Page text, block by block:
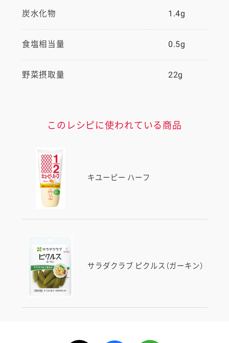
炭水化物 1.4g
食塩相当量 0.5g
野菜摂取量 22g
このレシピに使われている商品
キユーピー ハーフ
サラダクラブ ピクルス（ガーキン）